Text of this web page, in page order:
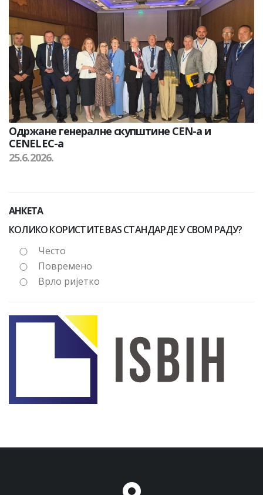
Одржане генералне скупштине CEN-а и
CENELEC-а
25.6.2026.
АНКЕТА
КОЛИКО КОРИСТИТЕ BAS СТАНДАРДЕ У СВОМ РАДУ?
Често
Повремено
Врло ријетко